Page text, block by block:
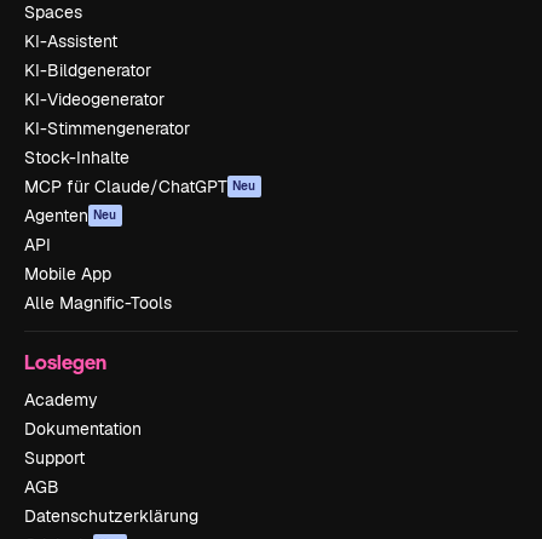
Spaces
KI-Assistent
KI-Bildgenerator
KI-Videogenerator
KI-Stimmengenerator
Stock-Inhalte
MCP für Claude/ChatGPT Neu
Agenten Neu
API
Mobile App
Alle Magnific-Tools
Loslegen
Academy
Dokumentation
Support
AGB
Datenschutzerklärung